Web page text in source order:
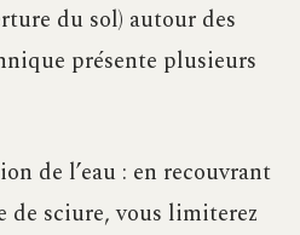
du sol) autour des
présente plusieurs
de l’eau : en recouvrant
de sciure, vous limiterez